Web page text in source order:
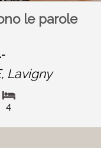
le parole
Lavigny
4